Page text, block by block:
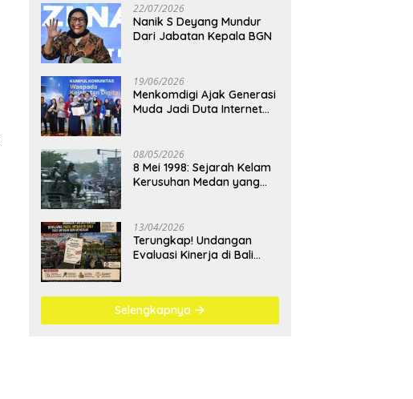
22/07/2026
Nanik S Deyang Mundur
Dari Jabatan Kepala BGN
19/06/2026
Menkomdigi Ajak Generasi
Muda Jadi Duta Internet
08/05/2026
8 Mei 1998: Sejarah Kelam
Kerusuhan Medan yang
13/04/2026
Terungkap! Undangan
Evaluasi Kinerja di Bali
Mengular
Selengkapnya